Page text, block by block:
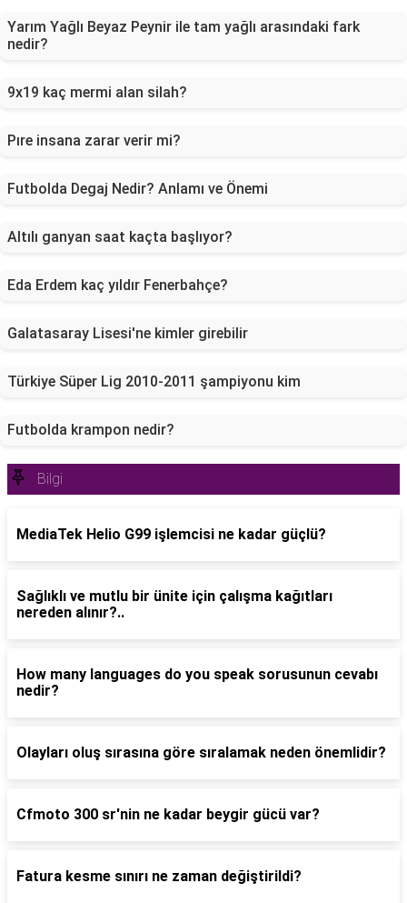
Yarım Yağlı Beyaz Peynir ile tam yağlı arasındaki fark
nedir?
9x19 kaç mermi alan silah?
Pıre insana zarar verir mi?
Futbolda Degaj Nedir? Anlamı ve Önemi
Altılı ganyan saat kaçta başlıyor?
Eda Erdem kaç yıldır Fenerbahçe?
Galatasaray Lisesi'ne kimler girebilir
Türkiye Süper Lig 2010-2011 şampiyonu kim
Futbolda krampon nedir?
Bilgi
MediaTek Helio G99 işlemcisi ne kadar güçlü?
Sağlıklı ve mutlu bir ünite için çalışma kağıtları
nereden alınır?..
How many languages do you speak sorusunun cevabı
nedir?
Olayları oluş sırasına göre sıralamak neden önemlidir?
Cfmoto 300 sr'nin ne kadar beygir gücü var?
Fatura kesme sınırı ne zaman değiştirildi?